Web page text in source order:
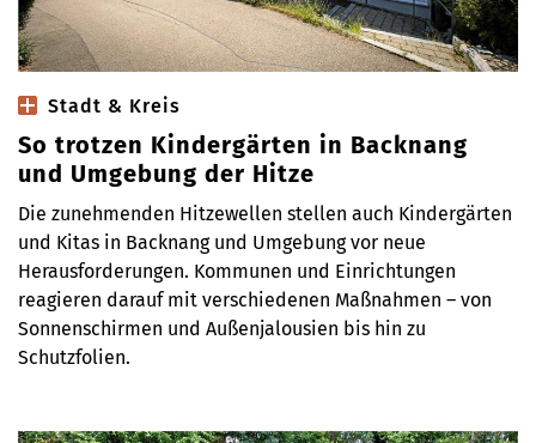
Stadt & Kreis
So trotzen Kindergärten in Backnang
und Umgebung der Hitze
Die zunehmenden Hitzewellen stellen auch Kindergärten
und Kitas in Backnang und Umgebung vor neue
Herausforderungen. Kommunen und Einrichtungen
reagieren darauf mit verschiedenen Maßnahmen – von
Sonnenschirmen und Außenjalousien bis hin zu
Schutzfolien.